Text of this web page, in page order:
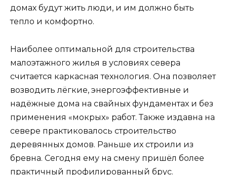
домах будут жить люди, и им должно быть
тепло и комфортно.
Наиболее оптимальной для строительства
малоэтажного жилья в условиях севера
считается каркасная технология. Она позволяет
возводить лёгкие, энергоэффективные и
надёжные дома на свайных фундаментах и без
применения «мокрых» работ. Также издавна на
севере практиковалось строительство
деревянных домов. Раньше их строили из
бревна. Сегодня ему на смену пришёл более
практичный профилированный брус.